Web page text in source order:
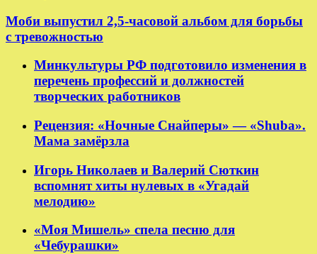
Моби выпустил 2,5-часовой альбом для борьбы
с тревожностью
Минкультуры РФ подготовило изменения в
перечень профессий и должностей
творческих работников
Рецензия: «Ночные Снайперы» — «Shuba».
Мама замёрзла
Игорь Николаев и Валерий Сюткин
вспомнят хиты нулевых в «Угадай
мелодию»
«Моя Мишель» спела песню для
«Чебурашки»